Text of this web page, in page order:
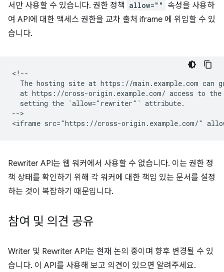
서만 사용할 수 있습니다. 권한 정책 allow=""
속성을 사용하
여 API에 대한 액세스 권한을 교차 출처 iframe 에 위임할 수 있
습니다.
<!--
The hosting site at https://main.example.com can
at https://cross-origin.example.com/ access to
  setting the `allow="rewriter"` attribute.
-->
Rewriter API는 웹 워커에서 사용할 수 없습니다. 이는 권한 정
책 상태를 확인하기 위해 각 워커에 대한 책임 있는 문서를 설정
하는 것이 복잡하기 때문입니다.
참여 및 의견 공유
Writer 및 Rewriter API는 현재 논의 중이며 향후 변경될 수 있
습니다. 이 API를 사용해 보고 의견이 있으면 알려주세요.